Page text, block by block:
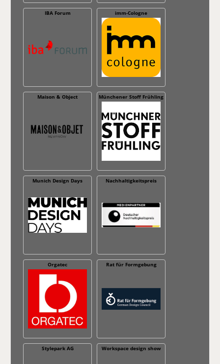
IBA Forum imm-Cologne
Maison & Object Münchener Stoff Frühling
Munich Design Days Nachhaltig­keitspreis
Orgatec Rat für Formgebung
Stylepark AG Workspace design show